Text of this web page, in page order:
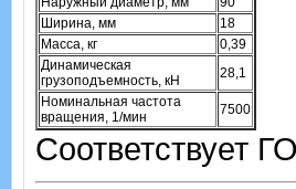
Ширина, мм
18
Масса, кг
0,39
Динамическая
грузоподъемность, кН
28,1
Номинальная частота
вращения, 1/мин
7500
Соответствует